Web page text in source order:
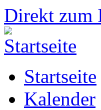
Direkt zum
Startseite
Kalender